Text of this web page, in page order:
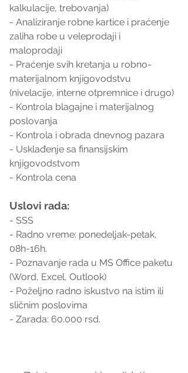
kalkulacije, trebovanja)
- Analiziranje robne kartice i praćenje
zaliha robe u veleprodaji i
maloprodaji
- Praćenje svih kretanja u robno-
materijalnom knjigovodstvu
(nivelacije, interne otpremnice i drugo)
- Kontrola blagajne i materijalnog
poslovanja
- Kontrola i obrada dnevnog pazara
- Usklađenje sa finansijskim
knjigovodstvom
- Kontrola cena
Uslovi rada:
- SSS
- Radno vreme: ponedeljak-petak,
08h-16h.
- Poznavanje rada u MS Office paketu
(Word, Excel, Outlook)
- Poželjno radno iskustvo na istim ili
sličnim poslovima
- Zarada: 60.000 rsd.